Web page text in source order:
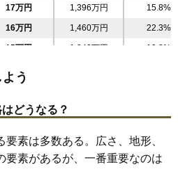
24万円 1,432万円 20.8%
23万円 1,078万円 15.0%
23万円 1,493万円 26.0%
22万円
22万円
22万円 1,673万円 23.1%
22万円 20.0%
17万円 1,396万円 15.8%
16万円 1,460万円 22.3%
15万円 1,242万円 19.8%
14万円
12万円 980万円 10.7%
う
どうなる？
素は多数ある。広さ、地形、
要素があるが、一番重要なのは